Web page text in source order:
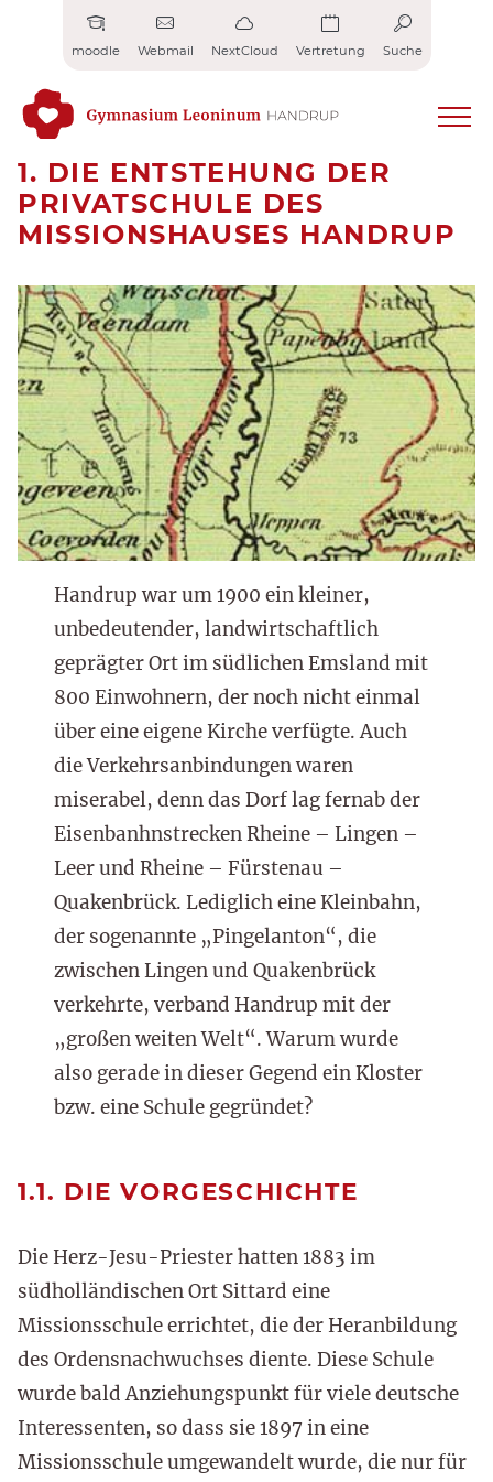
moodle Webmail NextCloud Vertretung Suche
1. DIE ENTSTEHUNG DER
PRIVATSCHULE DES
MISSIONSHAUSES HANDRUP
Handrup war um 1900 ein kleiner,
unbedeutender, landwirtschaftlich
geprägter Ort im südlichen Emsland mit
800 Einwohnern, der noch nicht einmal
über eine eigene Kirche verfügte. Auch
die Verkehrsanbindungen waren
miserabel, denn das Dorf lag fernab der
Eisenbanhnstrecken Rheine – Lingen –
Leer und Rheine – Fürstenau –
Quakenbrück. Lediglich eine Kleinbahn,
der sogenannte „Pingelanton“, die
zwischen Lingen und Quakenbrück
verkehrte, verband Handrup mit der
„großen weiten Welt“. Warum wurde
also gerade in dieser Gegend ein Kloster
bzw. eine Schule gegründet?
1.1. DIE VORGESCHICHTE
Die Herz-Jesu-Priester hatten 1883 im
südholländischen Ort Sittard eine
Missionsschule errichtet, die der Heranbildung
des Ordensnachwuchses diente. Diese Schule
wurde bald Anziehungspunkt für viele deutsche
Interessenten, so dass sie 1897 in eine
Missionsschule umgewandelt wurde, die nur für